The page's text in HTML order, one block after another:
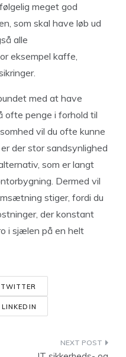
meget god
som skal have løb ud
alle
eksempel kaffe,
med at have
ofte penge i forhold til
vil du ofte kunne
der stor sandsynlighed
som er langt
Dermed vil
stiger, fordi du
der konstant
i sjælen på en helt
TWITTER
LINKEDIN